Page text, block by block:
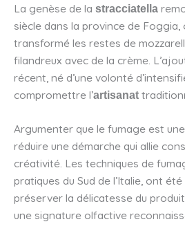
La genèse de la stracciatella
siècle dans la province de
transformé les restes de
filandreux avec de la crème.
récent, né d’une volonté
compromettre l’artisanat
Argumenter que le fumage est
réduire une démarche qui allie
créativité. Les techniques de
pratiques du Sud de l’Italie, ont
préserver la délicatesse du
une signature olfactive